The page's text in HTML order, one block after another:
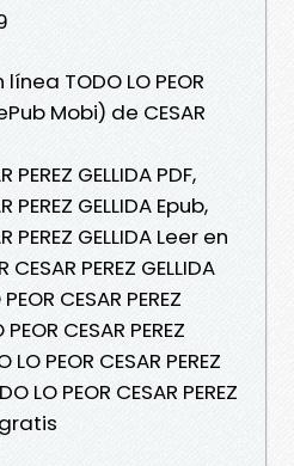
TODO LO PEOR
Mobi) de CESAR
PEREZ GELLIDA PDF,
PEREZ GELLIDA Epub,
PEREZ GELLIDA Leer en
PEREZ GELLIDA
CESAR PEREZ
CESAR PEREZ
PEOR CESAR PEREZ
LO PEOR CESAR PEREZ